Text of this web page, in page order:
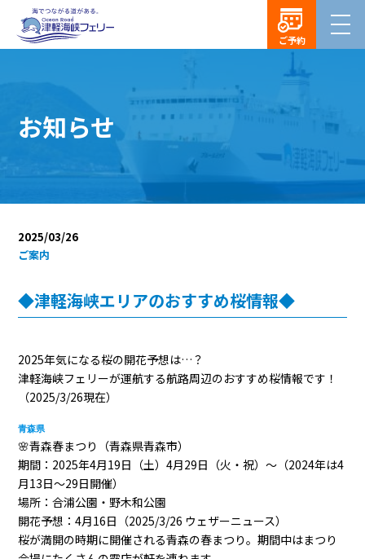
ご予約
お知らせ
2025/03/26
ご案内
◆津軽海峡エリアのおすすめ桜情報◆
2025年気になる桜の開花予想は…？
津軽海峡フェリーが運航する航路周辺のおすすめ桜情報です！
（2025/3/26現在）
青森県
🌸青森春まつり（青森県青森市）
期間：2025年4月19日（土）4月29日（火・祝）～（2024年は4
月13日～29日開催）
場所：合浦公園・野木和公園
開花予想：4月16日（2025/3/26 ウェザーニュース）
桜が満開の時期に開催される青森の春まつり。期間中はまつり